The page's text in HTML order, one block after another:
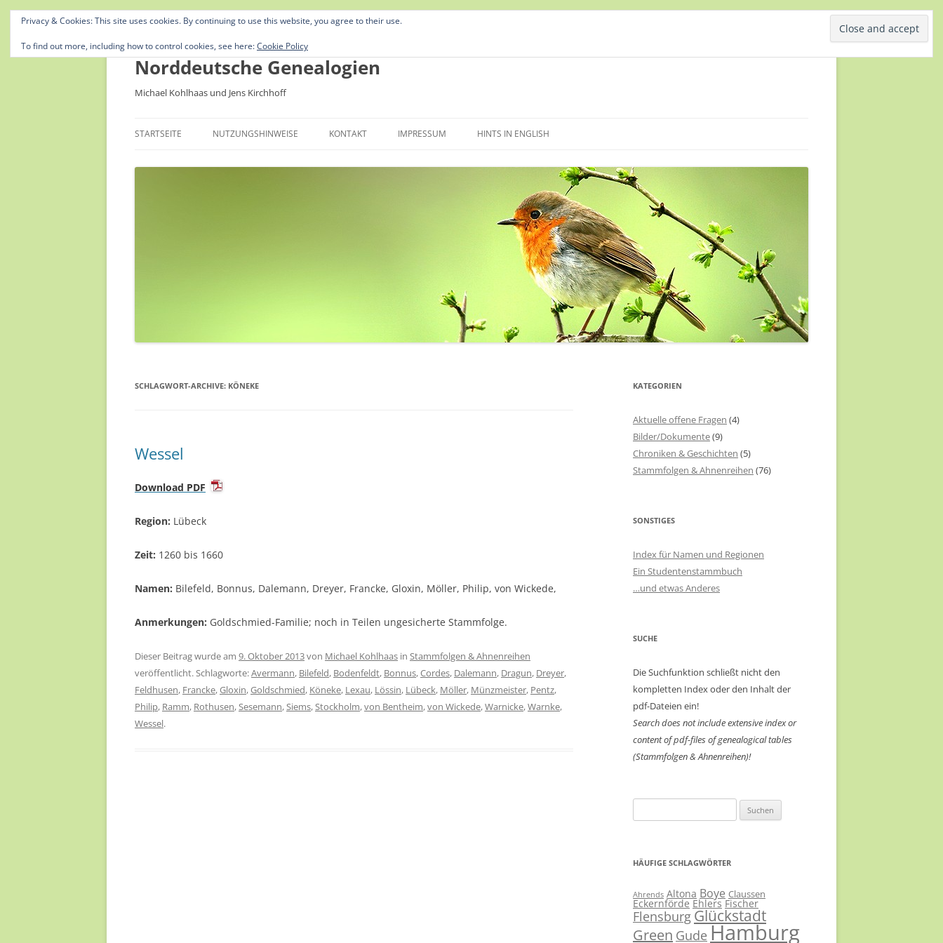
Norddeutsche Genealogien
Michael Kohlhaas und Jens Kirchhoff
Inhalt
STARTSEITE NUTZUNGSHINWEISE KONTAKT IMPRESSUM HINTS IN ENGLISH
SCHLAGWORT-ARCHIVE: KÖNEKE
Wessel
Download PDF
Region: Lübeck
Zeit: 1260 bis 1660
Namen: Bilefeld, Bonnus, Dalemann, Dreyer, Francke, Gloxin, Möller, Philip, von Wickede,
Anmerkungen: Goldschmied-Familie; noch in Teilen ungesicherte Stammfolge.
Dieser Beitrag wurde am 9. Oktober 2013von Michael Kohlhaas in Stammfolgen & Ahnenreihen
veröffentlicht. Schlagworte:Avermann, Bilefeld, Bodenfeldt, Bonnus,Cordes, Dalemann, Dragun, Dreyer,
Feldhusen, Francke,Gloxin,Goldschmied, Köneke, Lexau, Lössin, Lübeck, Möller, Münzmeister, Pentz,
Philip, Ramm, Rothusen,Sesemann,Siems,Stockholm,von Bentheim,von Wickede,Warnicke,Warnke,
Wessel.
KATEGORIEN
Aktuelle offene Fragen (4)
Bilder/Dokumente(9)
Chroniken & Geschichten (5)
Stammfolgen & Ahnenreihen (76)
SONSTIGES
Index für Namen und Regionen
Ein Studentenstammbuch
…und etwas Anderes
SUCHE
Die Suchfunktion schließt nicht den
kompletten Index oder den Inhalt der
pdf-Dateien ein!
Search does not include extensive index or
content ofpdf-files of genealogical tables
(Stammfolgen & Ahnenreihen)!
nach:
HÄUFIGE SCHLAGWÖRTER
Ahrends Altona Boye Claussen
Eckernförde Ehlers Fischer
Flensburg Glückstadt
Green Gude Hamburg
Privacy & Cookies: This site uses cookies. By continuing to use this website, you agree to their use.
To find out more, including how to control cookies, see here:Cookie Policy